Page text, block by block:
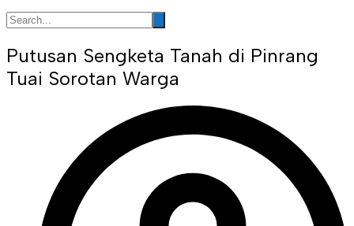
Putusan Sengketa Tanah di Pinrang
Tuai Sorotan Warga